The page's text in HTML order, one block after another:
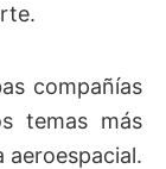
compañías
temas más